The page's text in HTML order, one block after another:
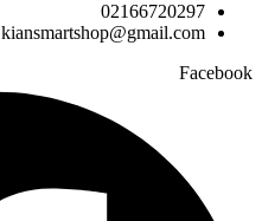
02166720297
kiansmartshop@gmail.com
Facebook